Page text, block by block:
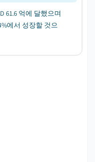
61.6 억에 달했으며
에서 성장할 것으